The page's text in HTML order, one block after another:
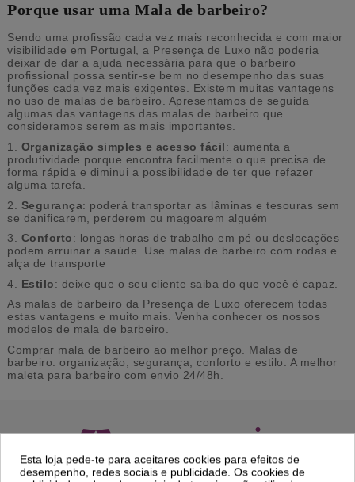
Porque usar uma Mala de barbeiro?
Sendo uma profissão cada vez mais reconhecida e com maior
visibilidade em Portugal, a Presença de Luxo não poderia
deixar de dar a ajuda necessária para que o barbeiro
profissional possa sentir-se bem no desempenho das suas
funções cada vez mais exigentes. Existem muitas vantagens
no uso de malas de barbeiro. Apresentamos de seguida
algumas das vantagens das malas de barbeiro que
consideramos serem as mais importantes.
1.
Organização simples e acesso fácil: aumenta a
produtividade porque encontra facilmente o que precisa de
forma rápida e diminui a possibilidade de ter que refazer
alguma tarefa.
2.
Segurança: poderá transportar as lâminas e tesouras sem
se danificarem, perderem ou magoarem alguém
3.
Conforto: longas horas de trabalho em pé ou deslocações
podem arruinar a saúde. Use malas de barbeiro com rodas e
alça de transporte
4.
Estilo: deixe que o seu cliente saiba do que você é capaz.
As malas de barbeiro da Presença de Luxo oferecem todas
estas vantagens e muito mais. Venha conhecer os nossos
modelos de mala de barbeiro.
Comprar mala de barbeiro ao melhor preço. Malas de
barbeiro: organização, segurança, conforto e estilo. A melhor
maleta para barbeiro com envio 24/48h.
Portes Grátis
Precisa de ajuda?
Esta loja pede-te para aceitares cookies para efeitos de
desempenho, redes sociais e publicidade. Os cookies de